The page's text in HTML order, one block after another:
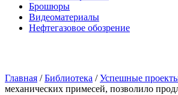
Брошюры
Видеоматериалы
Нефтегазовое обозрение
Главная /Библиотека /Успешные
механических примесей, позволило